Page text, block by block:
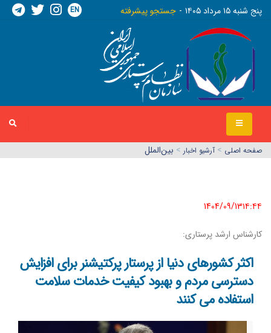
پنج شنبه ١٥ مرداد ١٤٠٥ جستجو پیشرفته EN
صفحه اصلي > آرشیو اخبار > بین‌الملل
1404/09/13١٤:٤٤
کارشناس ارشد پرستاری:
اکثر کشورهای دنیا از پرستار پرکتیشنر برای افزایش
دسترسی مردم و بهبود کیفیت خدمات سلامت
استفاده می کنند